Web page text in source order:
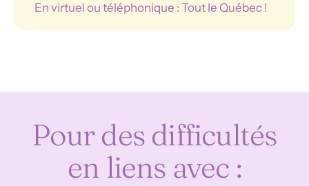
En virtuel ou téléphonique : Tout le Québec !
Pour des difficultés
en liens avec :